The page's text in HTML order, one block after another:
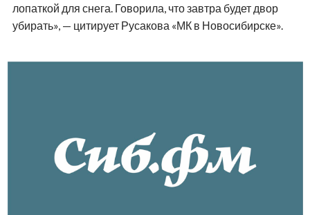
лопаткой для снега. Говорила, что завтра будет двор
убирать», — цитирует Русакова «МК в Новосибирске».